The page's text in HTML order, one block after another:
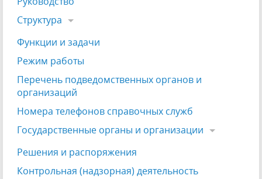
Структура
Функции и задачи
Режим работы
Перечень подведомственных органов и
организаций
Номера телефонов справочных служб
Государственные органы и организации
Решения и распоряжения
Контрольная (надзорная) деятельность